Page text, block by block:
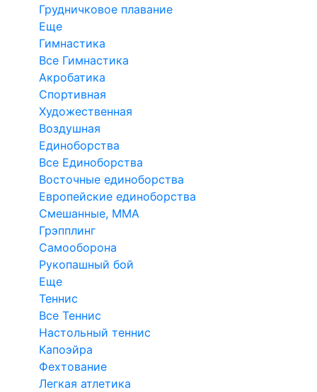
Грудничковое плавание
Еще
Гимнастика
Все Гимнастика
Акробатика
Спортивная
Художественная
Воздушная
Единоборства
Все Единоборства
Восточные единоборства
Европейские единоборства
Смешанные, ММА
Грэпплинг
Самооборона
Рукопашный бой
Еще
Теннис
Все Теннис
Настольный теннис
Капоэйра
Фехтование
Легкая атлетика